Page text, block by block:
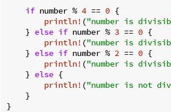
if number % 4 == 0 {
println! ("number is
    }
else if number % 3 == 0 {
println! ("number is
    }
else if number % 2 == 0 {
println! ("number is
    }
else {
println! ("number is not
    }
}